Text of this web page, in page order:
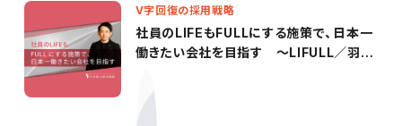
V字回復の採用戦略
社員のLIFEもFULLにする施策で、日本一
働きたい会社を目指す 〜LIFULL／羽田